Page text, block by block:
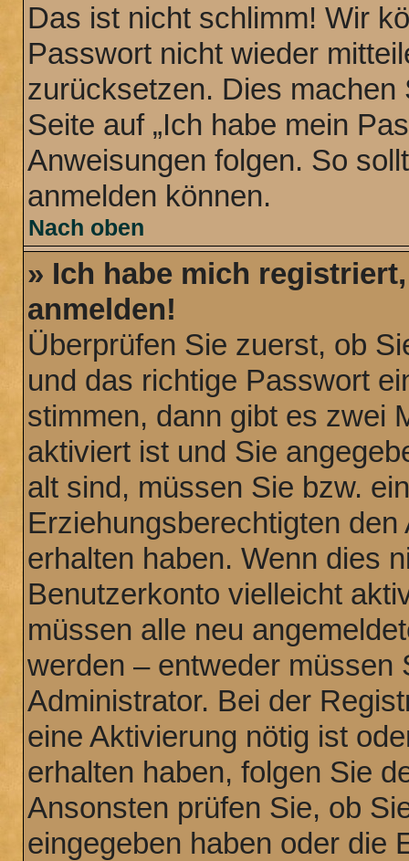
Das ist nicht schlimm! Wir
Passwort nicht wieder
zurücksetzen. Dies machen
Seite auf „Ich habe mein
Anweisungen folgen. So
anmelden können.
Nach oben
» Ich habe mich
anmelden!
Überprüfen Sie zuerst, ob
und das richtige Passwort
stimmen, dann gibt es zwei
aktiviert ist und Sie
alt sind, müssen Sie bzw.
Erziehungsberechtigten
erhalten haben. Wenn dies
Benutzerkonto vielleicht
müssen alle neu
werden – entweder müssen
Administrator. Bei der
eine Aktivierung nötig ist
erhalten haben, folgen Sie
Ansonsten prüfen Sie, ob
eingegeben haben oder die